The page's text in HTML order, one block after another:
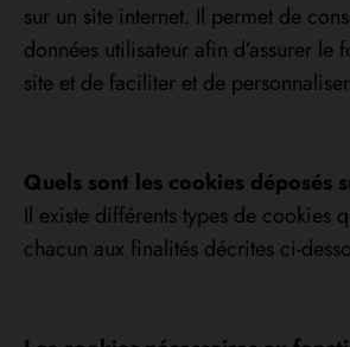
sur un site internet. Il permet de
données utilisateur afin d’assurer le
site et de faciliter et de
Quels sont les cookies déposés
Il existe différents types de cookies
chacun aux finalités décrites ci-